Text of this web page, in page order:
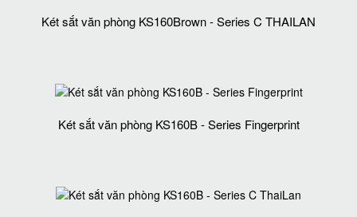
Két sắt văn phòng KS160Brown - Series C THAILAN
Két sắt văn phòng KS160B - Series Fingerprint